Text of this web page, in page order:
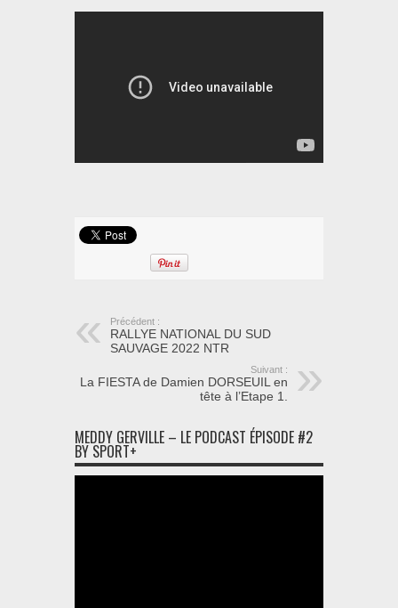
Précédent :
RALLYE NATIONAL DU SUD
SAUVAGE 2022 NTR
Suivant :
La FIESTA de Damien DORSEUIL en
tête à l’Etape 1.
MEDDY GERVILLE – LE PODCAST ÉPISODE #2
BY SPORT+